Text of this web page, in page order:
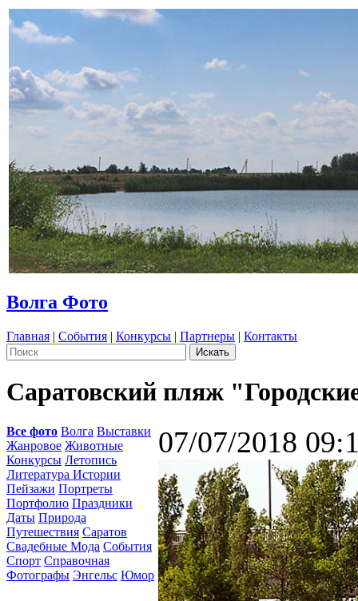
Волга Фото
Главная | События | Конкурсы | Партнеры | Контакты
Саратовский пляж
Все фото Волга Выставки
Жанровое Животные
Конкурсы Летопись
Литература Истории
Пейзажи Портреты
Портфолио Праздники
Даты Природа
Путешествия Саратов
Свадебные Мода События
Спорт Справочная
Фотографы Энгельс Юмор
07/07/2018